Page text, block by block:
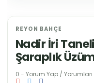
REYON BAHÇE
Nadir İri
Şaraplık
0 - Yorum Yap / Yorumları